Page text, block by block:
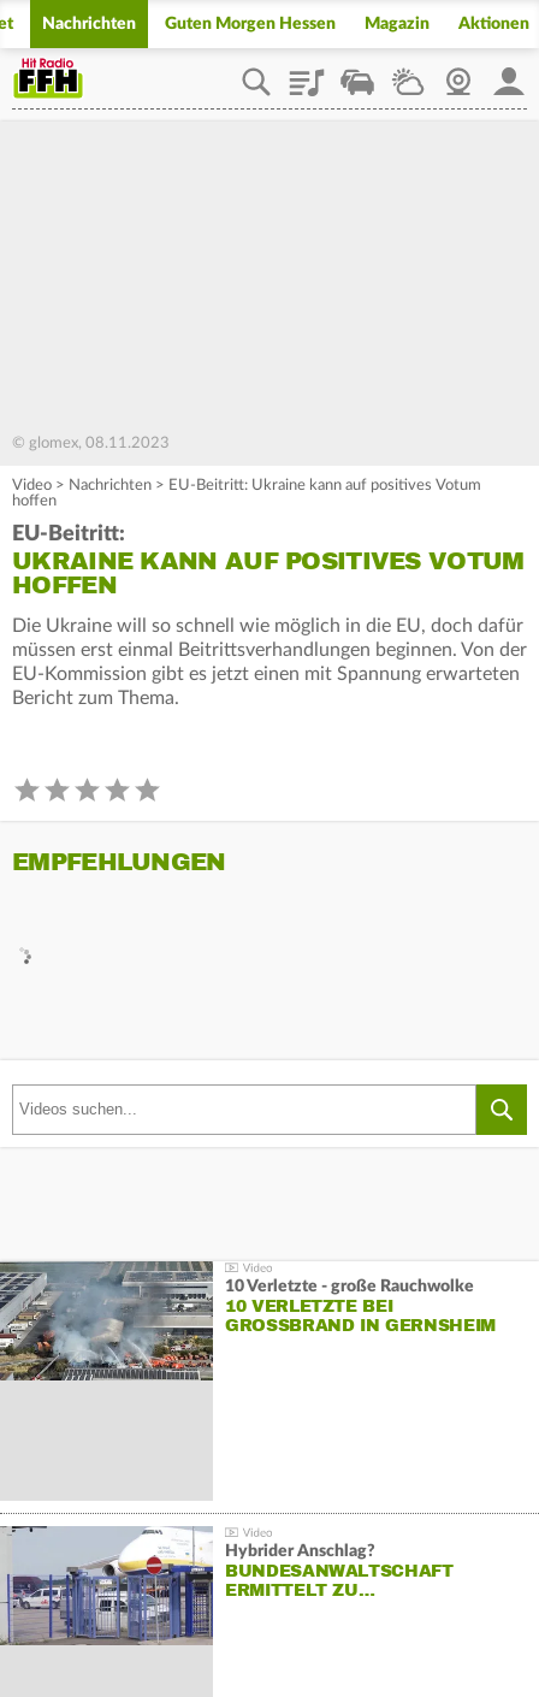
Nachrichten Guten Morgen Hessen Magazin Aktionen
PlaylistStaupilotWetterWebcam
© glomex, 08.11.2023
Video > Nachrichten > EU-Beitritt: Ukraine kann auf positives Votum
hoffen
EU-Beitritt:
UKRAINE KANN AUF POSITIVES VOTUM
HOFFEN
Die Ukraine will so schnell wie möglich in die EU, doch dafür
müssen erst einmal Beitrittsverhandlungen beginnen. Von der
EU-Kommission gibt es jetzt einen mit Spannung erwarteten
Bericht zum Thema.
EMPFEHLUNGEN
10 Verletzte - große Rauchwolke
10 VERLETZTE BEI
GROSSBRAND IN GERNSHEIM
Hybrider Anschlag?
BUNDESANWALTSCHAFT
ERMITTELT ZU…